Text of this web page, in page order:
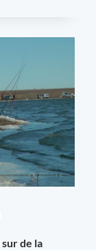
sur de la